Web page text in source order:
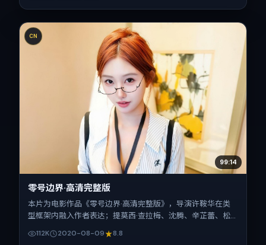
CN
99:14
零号边界·高清完整版
本片为电影作品《零号边界·高清完整版》，导演许鞍华在类
型框架内融入作者表达；提莫西·查拉梅、沈腾、辛芷蕾、松
摄地与出品背景为美国。上映时间 2020年8月9日（公映登记
112K 2020-08-09 8.8